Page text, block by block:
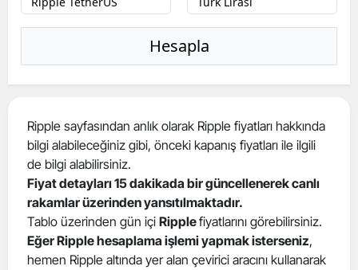
Hesapla
Ripple sayfasından anlık olarak Ripple fiyatları hakkında
bilgi alabileceğiniz gibi, önceki kapanış fiyatları ile ilgili
de bilgi alabilirsiniz.
Fiyat detayları 15 dakikada bir güncellenerek canlı
rakamlar üzerinden yansıtılmaktadır.
Tablo üzerinden gün içi Ripplefiyatlarını görebilirsiniz.
Eğer Ripple hesaplama işlemi yapmak isterseniz,
hemen Ripple altında yer alan çevirici aracını kullanarak